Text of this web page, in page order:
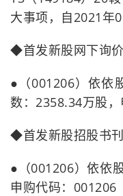
大事项，自2021年
◆首发新股网下询
●（001206）依依
数：2358.34万股
◆首发新股招股书
●（001206）依依
申购代码：001206